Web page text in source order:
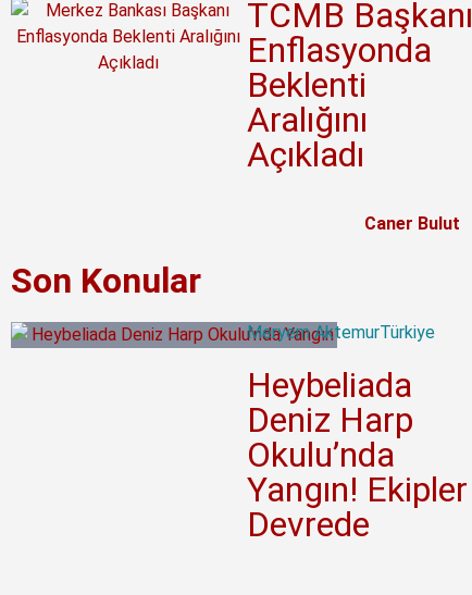
TCMB Başkanı
Enflasyonda
Beklenti
Aralığını
Açıkladı
Caner Bulut
Son Konular
Meryem AktemurTürkiye
Heybeliada
Deniz Harp
Okulu’nda
Yangın! Ekipler
Devrede